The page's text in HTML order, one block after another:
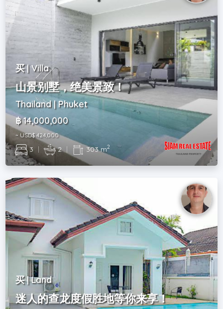
买 | Villa
山景别墅，绝美景致！
Thailand | Phuket
฿ 14,000,000
~ USD$ 424,000
3 | 2 | 303 m2
买 | Land
迷人的查龙度假胜地等你来享！